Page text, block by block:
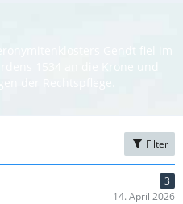
Gendt fiel im
1534 an die Krone und
der Rechtspflege.
Filter
3
14. April 2026